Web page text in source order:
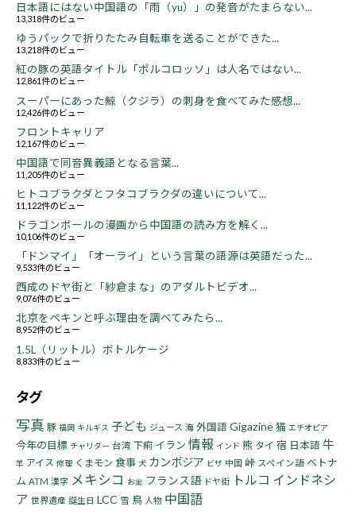
日本語にはない中国語の「雨（yu）」の発音がたまらない...
13,318件のビュー
ゆうパックで折りたたみ自転車を送ることができた...
13,218件のビュー
紅の豚の英語タイトル「ポルコロッソ」は人名ではない...
12,861件のビュー
スーパーにあった鯨（クジラ）の刺身を食べてみた感想...
12,426件のビュー
フロントキャリア
12,167件のビュー
中国語で同音異義語となる言葉...
11,205件のビュー
ヒトコブラクダとフタコブラクダの違いについて...
11,122件のビュー
ドラゴンボールの漫画から中国語の読み方を解く...
10,106件のビュー
「ドンマイ」「オーライ」という言葉の語源は英語だった...
9,533件のビュー
西成のドヤ街と「紗倉まな」のアダルトビデオ...
9,076件のビュー
北京をペキンと呼ぶ理由を調べてみたら...
8,952件のビュー
1.5L（リットル）ボトルケージ
8,833件のビュー
タグ
写真 豚 福岡 キルギス 子ども ジュース 海 外国語 Gigazine猫 エチオピア
今年の目標 チャリダー 台湾 下痢 イラン 情報 インド 熊 タイ 宿 日本語 牛
羊 アイス 修理 くまモン 食事 犬 カンボジア ビザ 中国 峠 スペイン語 ベトナ
ム ATM 漢字 メキシコ お金 フランス語 ドヤ街 トルコ インドネシ
ア 世界遺産 誕生日 LCC 雪 鳥 人物 中国語